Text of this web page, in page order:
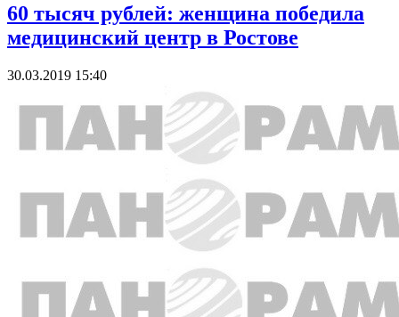
60 тысяч рублей: женщина победила
медицинский центр в Ростове
30.03.2019 15:40